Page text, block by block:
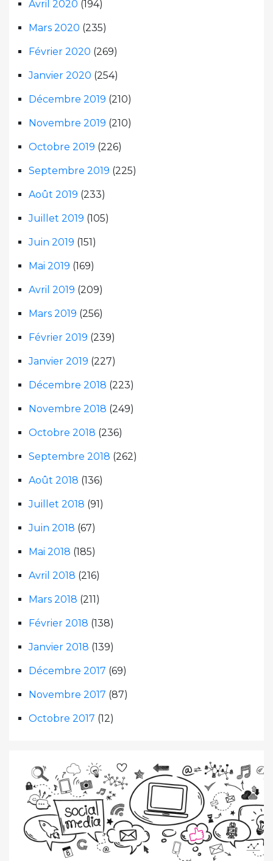
Avril 2020 (194)
Mars 2020 (235)
Février 2020 (269)
Janvier 2020 (254)
Décembre 2019 (210)
Novembre 2019 (210)
Octobre 2019 (226)
Septembre 2019 (225)
Août 2019 (233)
Juillet 2019 (105)
Juin 2019 (151)
Mai 2019 (169)
Avril 2019 (209)
Mars 2019 (256)
Février 2019 (239)
Janvier 2019 (227)
Décembre 2018 (223)
Novembre 2018 (249)
Octobre 2018 (236)
Septembre 2018 (262)
Août 2018 (136)
Juillet 2018 (91)
Juin 2018 (67)
Mai 2018 (185)
Avril 2018 (216)
Mars 2018 (211)
Février 2018 (138)
Janvier 2018 (139)
Décembre 2017 (69)
Novembre 2017 (87)
Octobre 2017 (12)